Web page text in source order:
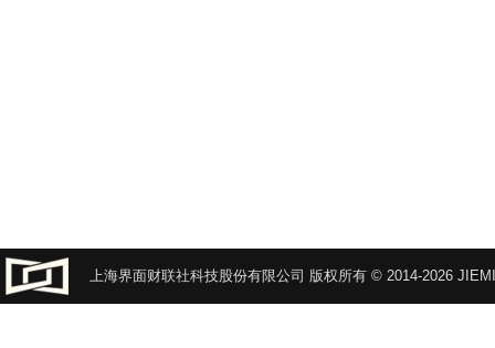
上海界面财联社科技股份有限公司 版权所有 © 2014-2026